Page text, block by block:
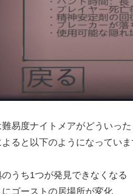
難易度ナイトメアがどういっ
ると以下のようになっていま
のうち1つが発見できなくなる
にゴーストの居場所が変化